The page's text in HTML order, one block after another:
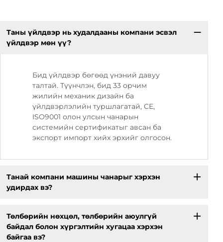
Таны үйлдвэр нь худалдааны компани эсвэл
үйлдвэр мөн үү?
Бид үйлдвэр бөгөөд үнэний давуу
талтай. Түүнчлэн, бид 33 орчим
жилийн механик дизайн ба
үйлдвэрлэлийн туршлагатай, CE,
ISO9001 олон улсын чанарын
системийн сертификатыг авсан ба
экспорт импорт хийх эрхийг олгосон.
Танай компани машины чанарыг хэрхэн
удирдах вэ?
Төлбөрийн нөхцөл, төлбөрийн аюулгүй
байдал болон хүргэлтийн хугацаа хэрхэн
байгаа вэ?